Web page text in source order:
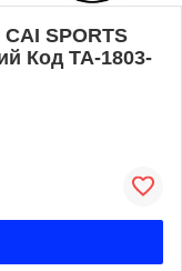
SPORTS
Код TA-1803-